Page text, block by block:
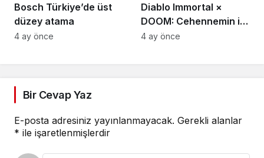
Bosch Türkiye’de üst
düzey atama
4 ay önce
Diablo Immortal ×
DOOM: Cehennemin iki
efsanevi vizyonu
4 ay önce
Bir Cevap Yaz
E-posta adresiniz yayınlanmayacak. Gerekli alanlar
* ile işaretlenmişlerdir